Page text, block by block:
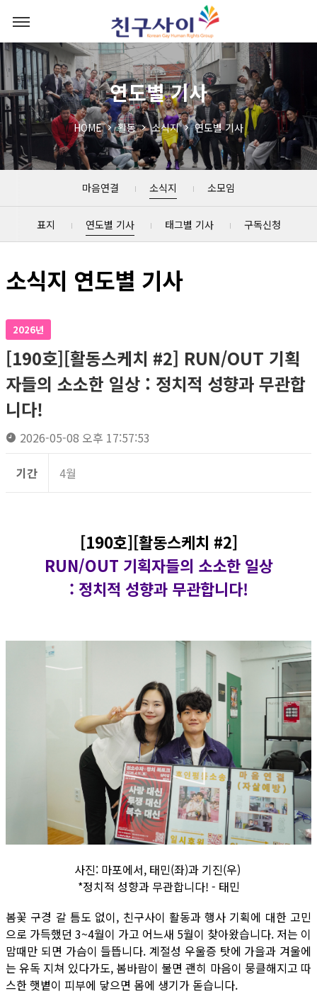
연도별 기사
HOME 활동 소식지 연도별 기사
마음연결 소식지 소모임
표지 연도별 기사 태그별 기사 구독신청
소식지 연도별 기사
2026년
[190호][활동스케치 #2] RUN/OUT 기획
자들의 소소한 일상 : 정치적 성향과 무관합
니다!
2026-05-08 오후 17:57:53
기간 4월
[190호][활동스케치 #2]
RUN/OUT 기획자들의 소소한 일상
: 정치적 성향과 무관합니다!
사진: 마포에서, 태민(좌)과 기진(우)
*정치적 성향과 무관합니다! - 태민
봄꽃 구경 갈 틈도 없이, 친구사이 활동과 행사 기획에 대한 고민
으로 가득했던 3~4월이 가고 어느새 5월이 찾아왔습니다. 저는 이
맘때만 되면 가슴이 들뜹니다. 계절성 우울증 탓에 가을과 겨울에
는 유독 지쳐 있다가도, 봄바람이 불면 괜히 마음이 뭉클해지고 따
스한 햇볕이 피부에 닿으면 몸에 생기가 돋습니다.